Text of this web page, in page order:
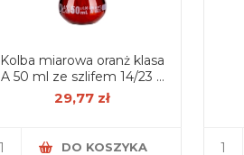
Kolba miarowa oranż klasa
A 50 ml ze szlifem 14/23 z
korkiem PP, certyfikat serii
29,77 zł
DO KOSZYKA